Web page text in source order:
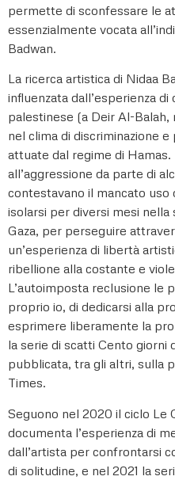
permette di sconfessare le
essenzialmente vocata
Badwan.
La ricerca artistica di Nidaa
influenzata dall’esperienza
palestinese (a Deir Al-Balah,
nel clima di discriminazione
attuate dal regime di Hamas.
all’aggressione da parte di
contestavano il mancato
isolarsi per diversi mesi nella
Gaza, per perseguire
un’esperienza di libertà
ribellione alla costante e
L’autoimposta reclusione le
proprio io, di dedicarsi alla
esprimere liberamente la
la serie di scatti Cento giorni
pubblicata, tra gli altri, sulla
Times.
Seguono nel 2020 il ciclo Le
documenta l’esperienza di
dall’artista per confrontarsi
di solitudine, e nel 2021 la